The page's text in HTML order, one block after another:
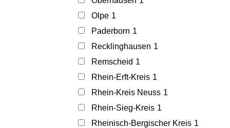
Olpe 1
Paderborn 1
Recklinghausen 1
Remscheid 1
Rhein-Erft-Kreis 1
Rhein-Kreis Neuss 1
Rhein-Sieg-Kreis 1
Rheinisch-Bergischer Kreis 1